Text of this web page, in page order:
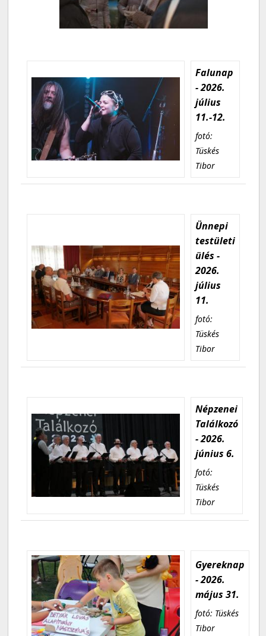
Falunap
- 2026.
július
11.-12.
fotó:
Tüskés
Tibor
Ünnepi
testületi
ülés -
2026.
július
11.
fotó:
Tüskés
Tibor
Népzenei
Találkozó
- 2026.
június 6.
fotó:
Tüskés
Tibor
Gyereknap
- 2026.
május 31.
fotó: Tüskés
Tibor